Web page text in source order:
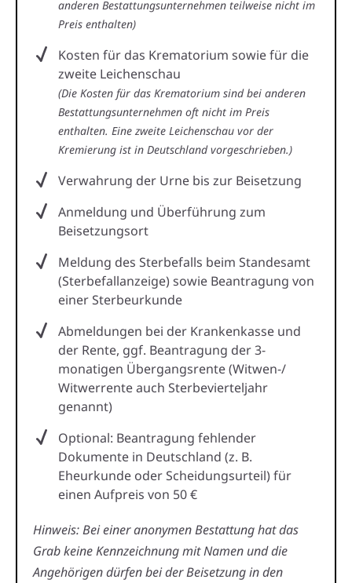
anderen Bestattungsunternehmen teilweise nicht im
Preis enthalten)
Kosten für das Krematorium sowie für die
zweite Leichenschau
(Die Kosten für das Krematorium sind bei anderen
Bestattungsunternehmen oft nicht im Preis
enthalten. Eine zweite Leichenschau vor der
Kremierung ist in Deutschland vorgeschrieben.)
Verwahrung der Urne bis zur Beisetzung
Anmeldung und Überführung zum
Beisetzungsort
Meldung des Sterbefalls beim Standesamt
(Sterbefallanzeige) sowie Beantragung von
einer Sterbeurkunde
Abmeldungen bei der Krankenkasse und
der Rente, ggf. Beantragung der 3-
monatigen Übergangsrente (Witwen-/
Witwerrente auch Sterbevierteljahr
genannt)
Optional: Beantragung fehlender
Dokumente in Deutschland (z. B.
Eheurkunde oder Scheidungsurteil) für
einen Aufpreis von 50 €
Hinweis: Bei einer anonymen Bestattung hat das
Grab keine Kennzeichnung mit Namen und die
Angehörigen dürfen bei der Beisetzung in den